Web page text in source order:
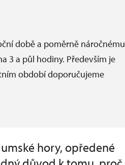
době a poměrně náročnému
3 a půl hodiny. Především je
období doporučujeme
hory, opředené